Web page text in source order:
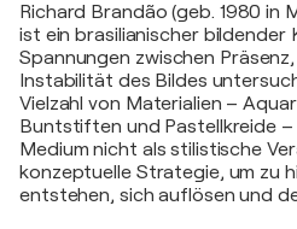
Richard Brandão (geb. 1980 in
ist ein brasilianischer bildender
Spannungen zwischen
Instabilität des Bildes
Vielzahl von Materialien –
Buntstiften und Pastellkreide
Medium nicht als stilistische
konzeptuelle Strategie, um zu
entstehen, sich auflösen und